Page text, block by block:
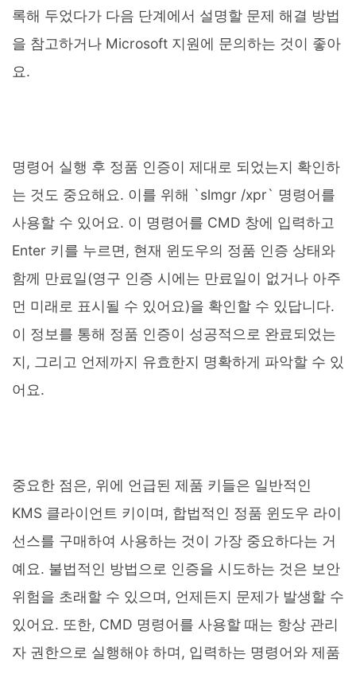
록해 두었다가 다음 단계에서 설명할 문제 해결 방법
을 참고하거나 Microsoft 지원에 문의하는 것이 좋아
요.
명령어 실행 후 정품 인증이 제대로 되었는지 확인하
는 것도 중요해요. 이를 위해 `slmgr /xpr` 명령어를
사용할 수 있어요. 이 명령어를 CMD 창에 입력하고
Enter 키를 누르면, 현재 윈도우의 정품 인증 상태와
함께 만료일(영구 인증 시에는 만료일이 없거나 아주
먼 미래로 표시될 수 있어요)을 확인할 수 있답니다.
이 정보를 통해 정품 인증이 성공적으로 완료되었는
지, 그리고 언제까지 유효한지 명확하게 파악할 수 있
어요.
중요한 점은, 위에 언급된 제품 키들은 일반적인
KMS 클라이언트 키이며, 합법적인 정품 윈도우 라이
선스를 구매하여 사용하는 것이 가장 중요하다는 거
예요. 불법적인 방법으로 인증을 시도하는 것은 보안
위험을 초래할 수 있으며, 언제든지 문제가 발생할 수
있어요. 또한, CMD 명령어를 사용할 때는 항상 관리
자 권한으로 실행해야 하며, 입력하는 명령어와 제품